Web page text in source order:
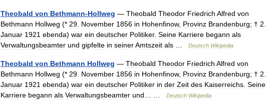
Theobald von Bethmann-Hollweg — Theobald Theodor Friedrich Alfred von
Bethmann Hollweg (* 29 November 1856 in Hohenfinow, Provinz Brandenburg; † 2
Januar 1921 ebenda) war ein deutscher Politiker. Seine Karriere begann als
Verwaltungsbeamter und gipfelte in seinerAmtszeit als Deutsch Wikipedia
Theobald von Bethmann Hollweg — Theobald Theodor Friedrich Alfred von
Bethmann Hollweg (* 29 November 1856 in Hohenfinow, Provinz Brandenburg; † 2
Januar 1921 ebenda) war ein deutscher Politiker in der Zeit des Kaiserreichs Seine
Karriere begann als Verwaltungsbeamter und Deutsch Wikipedia